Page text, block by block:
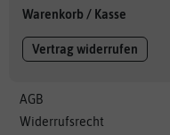
Warenkorb / Kasse
Vertrag widerrufen
AGB
Widerrufsrecht